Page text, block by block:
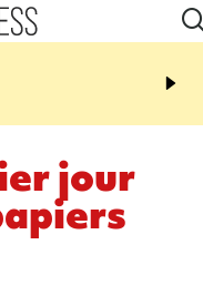
14:23
massif de migrants, la
jour